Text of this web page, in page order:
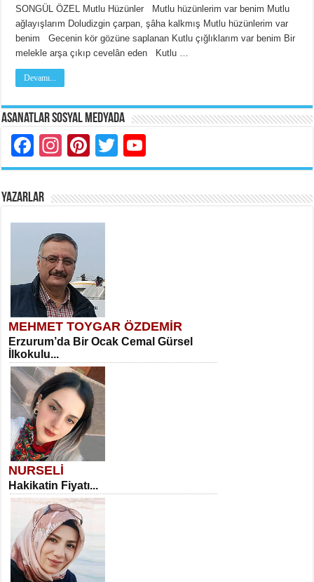
SONGÜL ÖZEL Mutlu Hüzünler Mutlu hüzünlerim var benim Mutlu
ağlayışlarım Doludizgin çarpan, şâha kalkmış Mutlu hüzünlerim var
benim Gecenin kör gözüne saplanan Kutlu çığlıklarım var benim Bir
melekle arşa çıkıp cevelân eden Kutlu …
Devamı...
Asanatlar Sosyal Medyada
Facebook
Instagram
Pinterest
Twitter
YAZARLAR
MEHMET TOYGAR ÖZDEMİR
Erzurum’da Bir Ocak Cemal Gürsel
İlkokulu...
NURSELİ
Hakikatin Fiyatı...